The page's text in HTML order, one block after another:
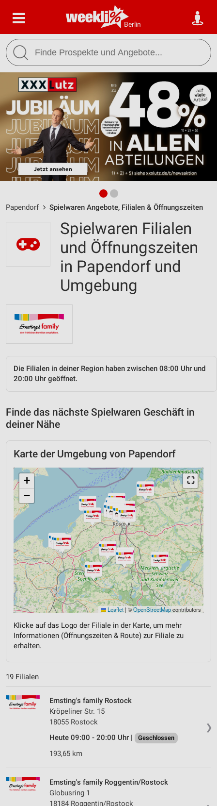
Berlin
Papendorf Spielwaren Angebote, Filialen & Öffnungszeiten
Spielwaren Filialen
und Öffnungszeiten
in Papendorf und
Umgebung
Die Filialen in deiner Region haben zwischen 08:00 Uhr und
20:00 Uhr geöffnet.
Finde das nächste Spielwaren Geschäft in
deiner Nähe
Karte der Umgebung von Papendorf
⛶
+
−
Leaflet | ©OpenStreetMapcontributors
Klicke auf das Logo der Filiale in der Karte, um mehr
Informationen (Öffnungszeiten & Route) zur Filiale zu
erhalten.
19 Filialen
❯
Ernsting's family Rostock
Kröpeliner Str. 15
18055 Rostock
Heute 09:00 - 20:00 Uhr |
Geschlossen
193,65 km
Ernsting's family Roggentin/Rostock
Globusring 1
18184 Roggentin/Rostock